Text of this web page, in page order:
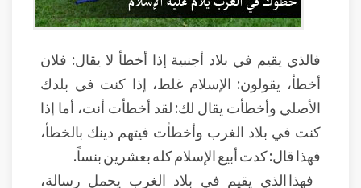
فالذي يقيم في بلاد أجنبية إذا أخطأ لا يقال: فلان
أخطأ، يقولون: الإسلام غلط، إذا كنت في بلدك
الأصلي وأخطأت يقال لك: لقد أخطأت أنت، أما إذا
كنت في بلاد الغرب وأخطأت فيتهم دينك بالخطأ،
فهذا قال: كدت أبيع الإسلام كله بعشرين بنساً.
فهذا الذي يقيم في بلاد الغرب يحمل رسالة،